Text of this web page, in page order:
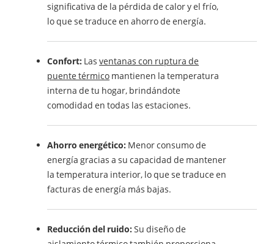
significativa de la pérdida de calor y el frío,
lo que se traduce en ahorro de energía.
Confort: Lasventanas con ruptura de
puente térmico mantienen la temperatura
interna de tu hogar, brindándote
comodidad en todas las estaciones.
Ahorro energético: Menor consumo de
energía gracias a su capacidad de mantener
la temperatura interior, lo que se traduce en
facturas de energía más bajas.
Reducción del ruido: Su diseño de